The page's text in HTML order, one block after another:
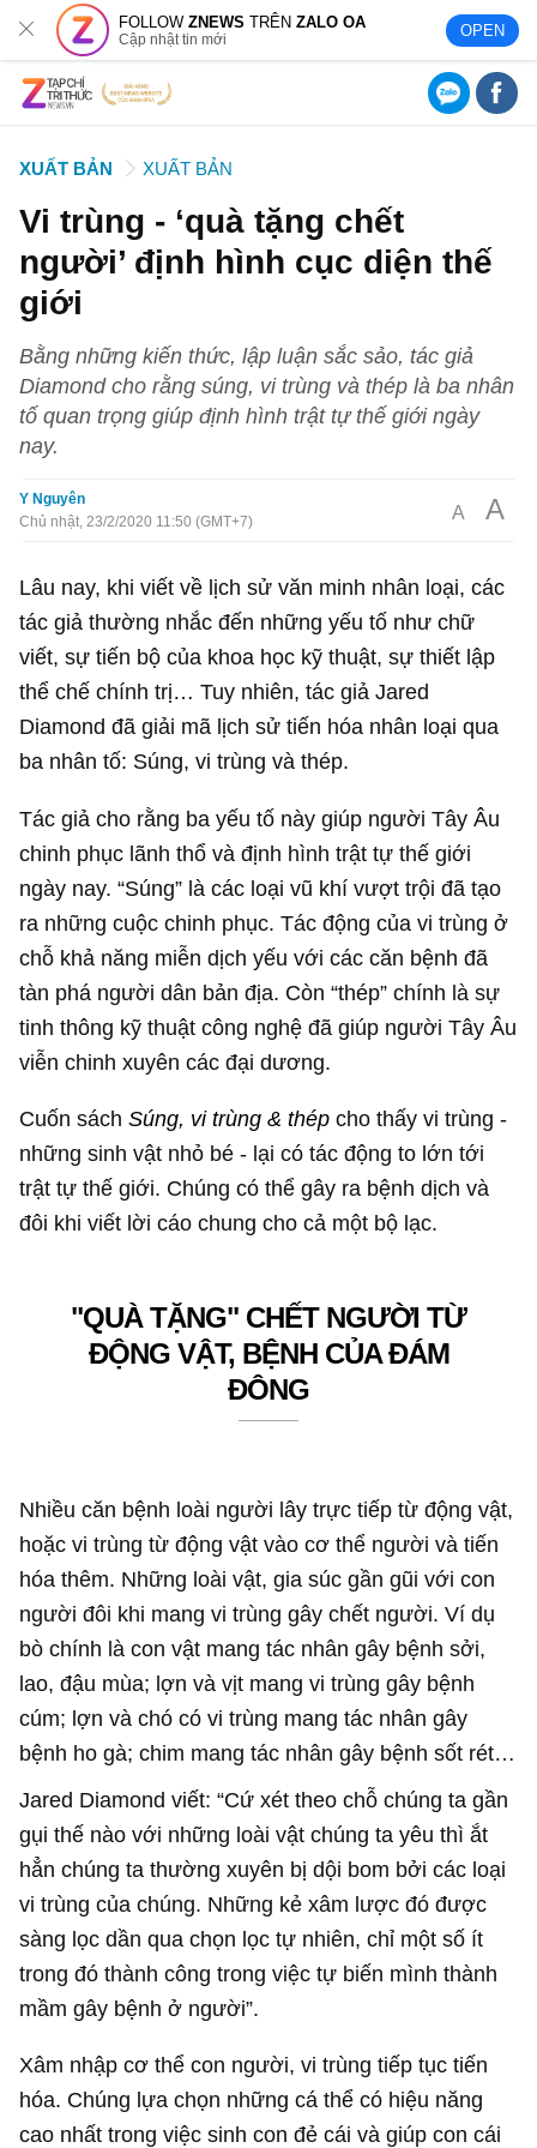
FOLLOWZNEWS TRÊNZALO OA
Cập nhật tin mới OPEN
XUẤT BẢN XUẤT BẢN
Vi trùng - ‘quà tặng chết
người’ định hình cục diện thế
giới
Bằng những kiến thức, lập luận sắc sảo, tác giả
Diamond cho rằng súng, vi trùng và thép là ba nhân
tố quan trọng giúp định hình trật tự thế giới ngày
nay.
Y Nguyên
Chủ nhật, 23/2/2020 11:50 (GMT+7)
A A
Lâu nay, khi viết về lịch sử văn minh nhân loại, các
tác giả thường nhắc đến những yếu tố như chữ
viết, sự tiến bộ của khoa học kỹ thuật, sự thiết lập
thể chế chính trị… Tuy nhiên, tác giả Jared
Diamond đã giải mã lịch sử tiến hóa nhân loại qua
ba nhân tố: Súng, vi trùng và thép.
Tác giả cho rằng ba yếu tố này giúp người Tây Âu
chinh phục lãnh thổ và định hình trật tự thế giới
ngày nay. “Súng” là các loại vũ khí vượt trội đã tạo
ra những cuộc chinh phục. Tác động của vi trùng ở
chỗ khả năng miễn dịch yếu với các căn bệnh đã
tàn phá người dân bản địa. Còn “thép” chính là sự
tinh thông kỹ thuật công nghệ đã giúp người Tây Âu
viễn chinh xuyên các đại dương.
Cuốn sáchSúng, vi trùng & thép cho thấy vi trùng -
những sinh vật nhỏ bé - lại có tác động to lớn tới
trật tự thế giới. Chúng có thể gây ra bệnh dịch và
đôi khi viết lời cáo chung cho cả một bộ lạc.
"QUÀ TẶNG" CHẾT NGƯỜI TỪ
ĐỘNG VẬT, BỆNH CỦA ĐÁM
ĐÔNG
Nhiều căn bệnh loài người lây trực tiếp từ động vật,
hoặc vi trùng từ động vật vào cơ thể người và tiến
hóa thêm. Những loài vật, gia súc gần gũi với con
người đôi khi mang vi trùng gây chết người. Ví dụ
bò chính là con vật mang tác nhân gây bệnh sởi,
lao, đậu mùa; lợn và vịt mang vi trùng gây bệnh
cúm; lợn và chó có vi trùng mang tác nhân gây
bệnh ho gà; chim mang tác nhân gây bệnh sốt rét…
Jared Diamond viết: “Cứ xét theo chỗ chúng ta gần
gụi thế nào với những loài vật chúng ta yêu thì ắt
hẳn chúng ta thường xuyên bị dội bom bởi các loại
vi trùng của chúng. Những kẻ xâm lược đó được
sàng lọc dần qua chọn lọc tự nhiên, chỉ một số ít
trong đó thành công trong việc tự biến mình thành
mầm gây bệnh ở người”.
Xâm nhập cơ thể con người, vi trùng tiếp tục tiến
hóa. Chúng lựa chọn những cá thể có hiệu năng
cao nhất trong việc sinh con đẻ cái và giúp con cái